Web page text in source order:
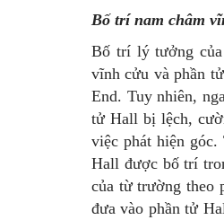
Bố trí nam châm
Bố trí lý tưởng của
vĩnh cửu và phần
End. Tuy nhiên,
tử Hall bị lệch,
việc phát hiện
Hall được bố trí
của từ trường theo
đưa vào phần tử